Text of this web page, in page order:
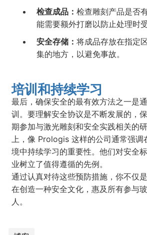
检查成品：检查雕刻产品是否
能需要额外打磨以防止处理时受
安全存储：将成品存放在指定
集的地方，以避免事故。
培训和持续学习
最后，确保安全的最有效方法之一是
训。要理解安全协议是不断发展的，
期参加与激光雕刻和安全实践相关的
上，像 Prologis 这样的公司通常强调
境中持续学习的重要性。他们对安全
业树立了值得遵循的先例。
通过认真对待这些预防措施，你不仅
在创造一种安全文化，惠及所有参与
人。